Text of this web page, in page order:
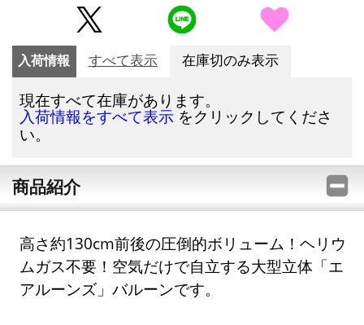
入荷情報 すべて表示 在庫切のみ表示
現在すべて在庫があります。
入荷情報をすべて表示 をクリックしてくださ
い。
商品紹介
高さ約130cm前後の圧倒的ボリューム！ヘリウ
ムガス不要！空気だけで自立する大型立体「エ
アルーンズ」バルーンです。